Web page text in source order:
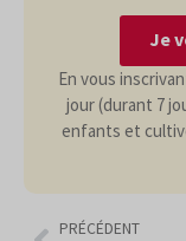
Je
En vous
jour (durant 7
enfants et
PRÉCÉDENT